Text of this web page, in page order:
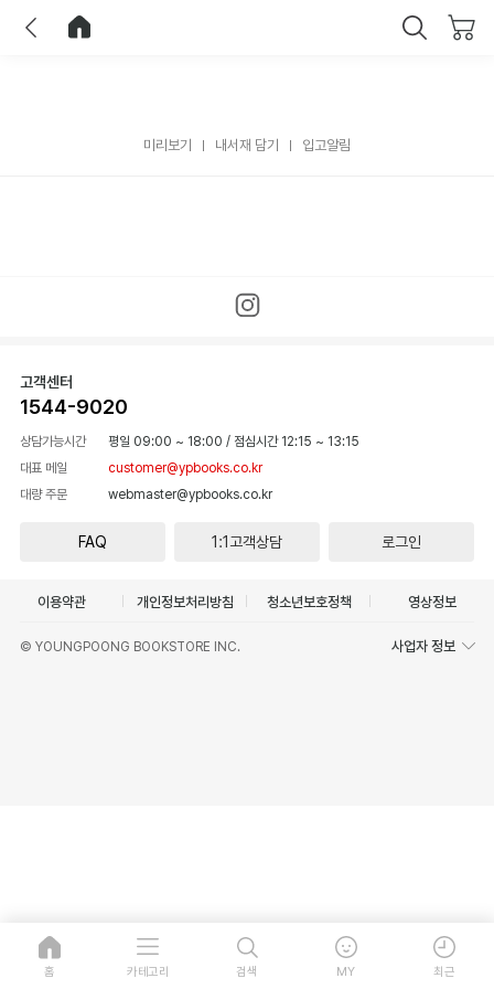
미리보기 내서재 담기 입고알림
고객센터
1544-9020
상담가능시간 평일 09:00 ~ 18:00 / 점심시간 12:15 ~ 13:15
대표 메일
customer@ypbooks.co.kr
대량 주문
webmaster@ypbooks.co.kr
FAQ 1:1고객상담 로그인
이용약관 개인정보처리방침 청소년보호정책 영상정보
© YOUNGPOONG BOOKSTORE INC. 사업자 정보
홈 카테고리 검색 MY 최근